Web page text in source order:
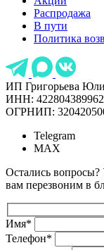
Распродажа
В пути
Политика
ИП Григорьева
ИНН: 422804389962
ОГРНИП:
Telegram
MAX
Остались
вам перезвоним в
Имя*
Телефон*